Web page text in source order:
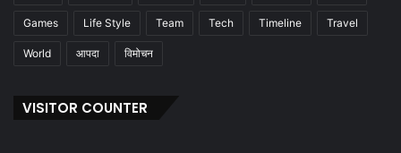
Games Life Style Team Tech Timeline Travel
World आपदा विमोचन
VISITOR COUNTER